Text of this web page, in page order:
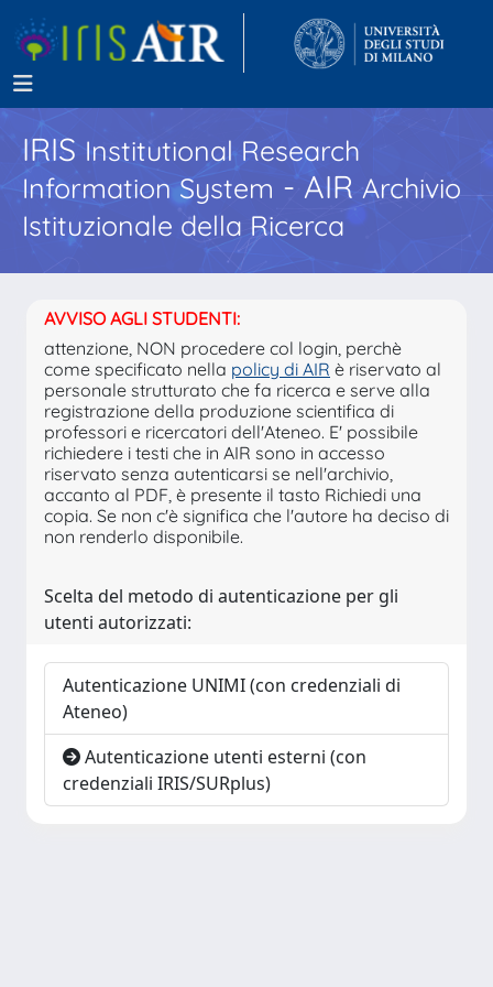
IRISInstitutional Research
Information System - AIR Archivio
Istituzionale della Ricerca
AVVISO AGLI STUDENTI:
attenzione, NON procedere col login, perchè
come specificato nella policy di AIR è riservato al
personale strutturato che fa ricerca e serve alla
registrazione della produzione scientifica di
professori e ricercatori dell'Ateneo. E' possibile
richiedere i testi che in AIR sono in accesso
riservato senza autenticarsi se nell'archivio,
accanto al PDF, è presente il tasto Richiedi una
copia. Se non c'è significa che l'autore ha deciso di
non renderlo disponibile.
Scelta del metodo di autenticazione per gli
utenti autorizzati:
Autenticazione UNIMI (con credenziali di
Ateneo)
Autenticazione utenti esterni (con
credenziali IRIS/SURplus)